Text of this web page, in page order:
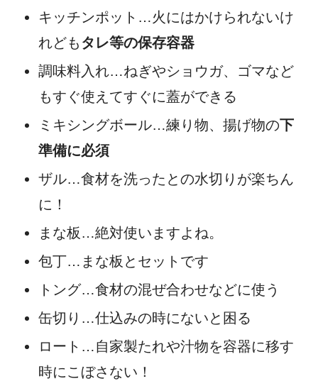
キッチンポット…火にはかけられないけ
れども タレ等の保存容器
調味料入れ…ねぎやショウガ、ゴマなど
もすぐ使えてすぐに蓋ができる
ミキシングボール…練り物、揚げ物の下
準備に必須
ザル…食材を洗ったとの水切りが楽ちん
に！
まな板…絶対使いますよね。
包丁…まな板とセットです
トング…食材の混ぜ合わせなどに使う
缶切り…仕込みの時にないと困る
ロート…自家製たれや汁物を容器に移す
時にこぼさない！